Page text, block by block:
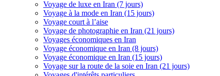
Voyage de luxe en Iran (7 jours)
Voyage à la mode en Iran (15 jours)
Voyage court à l’aise
Voyage de photographie en Iran (21 jours)
Voyages économiques en Iran
Voyage économique en Iran (8 jours)
Voyage économique en Iran (15 jours)
Voyage sur la route de la soie en Iran (21 jours)